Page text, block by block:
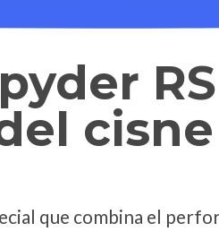
que combina el